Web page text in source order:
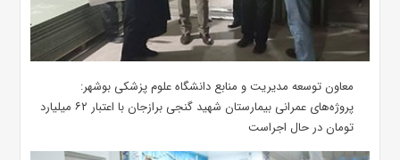
معاون توسعه مدیریت و منابع دانشگاه علوم پزشکی بوشهر:
پروژه‌های عمرانی بیمارستان شهید گنجی برازجان با اعتبار ۶۲ میلیارد
تومان در حال اجراست